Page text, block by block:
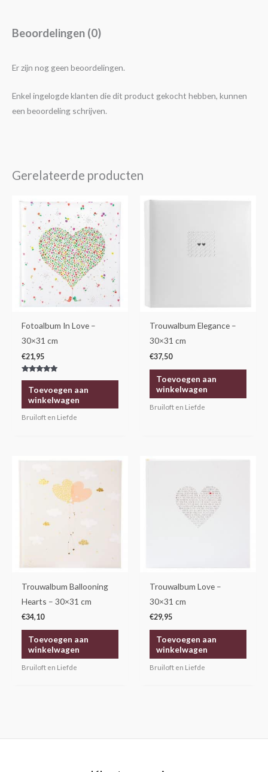
Beoordelingen (0)
Er zijn nog geen beoordelingen.
Enkel ingelogde klanten die dit product gekocht hebben, kunnen
een beoordeling schrijven.
Gerelateerde producten
Fotoalbum In Love –
30×31 cm
€21,95
Gewaardeerd
5.00
uit 5Toevoegen aan
winkelwagen
Bruiloft en Liefde
Trouwalbum Elegance –
30×31 cm
€37,50
Toevoegen aan
winkelwagen
Bruiloft en Liefde
Trouwalbum Ballooning
Hearts – 30×31 cm
€34,10
Toevoegen aan
winkelwagen
Bruiloft en Liefde
Trouwalbum Love –
30×31 cm
€29,95
Toevoegen aan
winkelwagen
Bruiloft en Liefde